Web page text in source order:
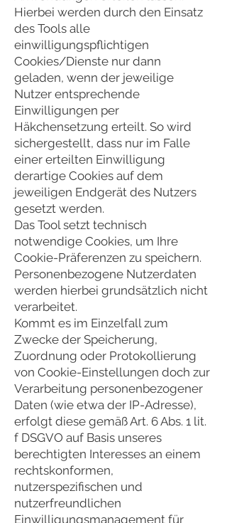
Hierbei werden durch den Einsatz
des Tools alle
einwilligungspflichtigen
Cookies/Dienste nur dann
geladen, wenn der jeweilige
Nutzer entsprechende
Einwilligungen per
Häkchensetzung erteilt. So wird
sichergestellt, dass nur im Falle
einer erteilten Einwilligung
derartige Cookies auf dem
jeweiligen Endgerät des Nutzers
gesetzt werden.
Das Tool setzt technisch
notwendige Cookies, um Ihre
Cookie-Präferenzen zu speichern.
Personenbezogene Nutzerdaten
werden hierbei grundsätzlich nicht
verarbeitet.
Kommt es im Einzelfall zum
Zwecke der Speicherung,
Zuordnung oder Protokollierung
von Cookie-Einstellungen doch zur
Verarbeitung personenbezogener
Daten (wie etwa der IP-Adresse),
erfolgt diese gemäß Art. 6 Abs. 1 lit.
f DSGVO auf Basis unseres
berechtigten Interesses an einem
rechtskonformen,
nutzerspezifischen und
nutzerfreundlichen
Einwilligungsmanagement für